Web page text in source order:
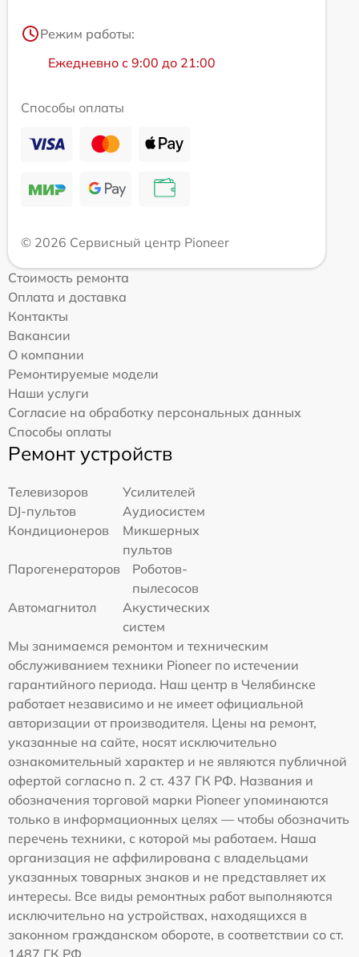
Режим работы:
Ежедневно с 9:00 до 21:00
Способы оплаты
© 2026 Сервисный центр Pioneer
Стоимость ремонта
Оплата и доставка
Контакты
Вакансии
О компании
Ремонтируемые модели
Наши услуги
Согласие на обработку персональных данных
Способы оплаты
Ремонт устройств
Телевизоров
Усилителей
DJ-пультов
Аудиосистем
Кондиционеров
Микшерных
пультов
Парогенераторов
Роботов-
пылесосов
Автомагнитол
Акустических
систем
Мы занимаемся ремонтом и техническим
обслуживанием техники Pioneer по истечении
гарантийного периода. Наш центр в Челябинске
работает независимо и не имеет официальной
авторизации от производителя. Цены на ремонт,
указанные на сайте, носят исключительно
ознакомительный характер и не являются публичной
офертой согласно п. 2 ст. 437 ГК РФ. Названия и
обозначения торговой марки Pioneer упоминаются
только в информационных целях — чтобы обозначить
перечень техники, с которой мы работаем. Наша
организация не аффилирована с владельцами
указанных товарных знаков и не представляет их
интересы. Все виды ремонтных работ выполняются
исключительно на устройствах, находящихся в
законном гражданском обороте, в соответствии со ст.